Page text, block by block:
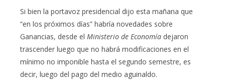
Si bien la portavoz presidencial dijo esta mañana que
“en los próximos días” habría novedades sobre
Ganancias, desde el Ministerio de Economía dejaron
trascender luego que no habrá modificaciones en el
mínimo no imponible hasta el segundo semestre, es
decir, luego del pago del medio aguinaldo.